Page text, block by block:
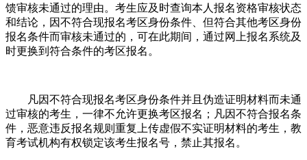
馈审核未通过的理由。考生应及时查询本人报名资格审核状态
和结论，因不符合现报名考区身份条件、但符合其他考区身份
报名条件而审核未通过的，可在此期间，通过网上报名系统及
时更换到符合条件的考区报名。
凡因不符合现报名考区身份条件并且伪造证明材料而未通
过审核的考生，一律不允许更换考区报名；凡因不符合报名条
件，恶意违反报名规则重复上传虚假不实证明材料的考生，教
育考试机构有权锁定该考生报名号，禁止其报名。